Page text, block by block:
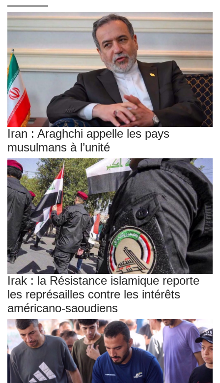
Iran : Araghchi appelle les pays
musulmans à l’unité
Irak : la Résistance islamique reporte
les représailles contre les intérêts
américano-saoudiens